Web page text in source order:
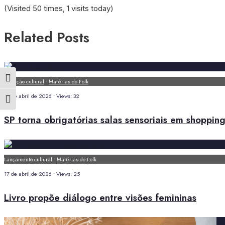
Alternar alto contraste
Alternar tamanho da fonte
(Visited 50 times, 1 visits today)
Related Posts
Inovação cultural • Matérias do Folk
17 de abril de 2026 • Views: 32
SP torna obrigatórias salas sensoriais em
Lançamento cultural • Matérias do Folk
17 de abril de 2026 • Views: 25
Livro propõe diálogo entre visões femininas